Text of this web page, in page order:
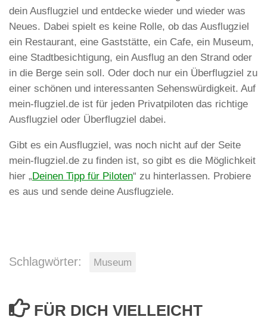
dein Ausflugziel und entdecke wieder und wieder was
Neues. Dabei spielt es keine Rolle, ob das Ausflugziel
ein Restaurant, eine Gaststätte, ein Cafe, ein Museum,
eine Stadtbesichtigung, ein Ausflug an den Strand oder
in die Berge sein soll. Oder doch nur ein Überflugziel zu
einer schönen und interessanten Sehenswürdigkeit. Auf
mein-flugziel.de ist für jeden Privatpiloten das richtige
Ausflugziel oder Überflugziel dabei.
Gibt es ein Ausflugziel, was noch nicht auf der Seite
mein-flugziel.de zu finden ist, so gibt es die Möglichkeit
hier „Deinen Tipp für Piloten“ zu hinterlassen. Probiere
es aus und sende deine Ausflugziele.
Schlagwörter: Museum
FÜR DICH VIELLEICHT